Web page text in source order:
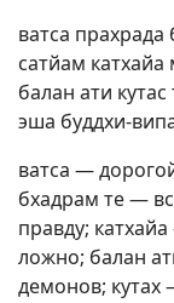
ватса прахрада
сатйам
балан ати
эша буддхи-
ватса —
бхадрам те —
правду;
ложно; балан
демонов;